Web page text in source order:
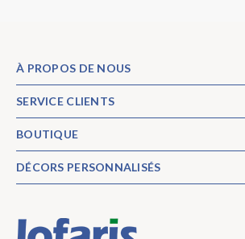
À PROPOS DE NOUS
SERVICE CLIENTS
BOUTIQUE
DÉCORS PERSONNALISÉS